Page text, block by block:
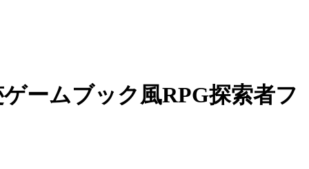
ームブック風RPG探索者フ